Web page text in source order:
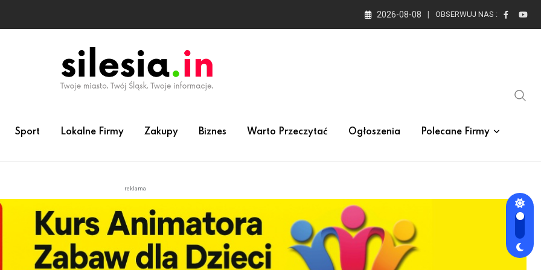
2026-08-08 OBSERWUJ NAS :
Sport Lokalne Firmy Zakupy Biznes Warto Przeczytać Ogłoszenia Polecane Firmy
reklama